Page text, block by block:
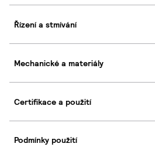
Řízení a stmívání
Mechanické a materiály
Certifikace a použití
Podmínky použití